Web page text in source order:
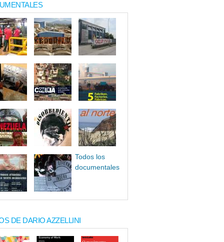
Todos los
documentales
DE DARIO AZZELLINI